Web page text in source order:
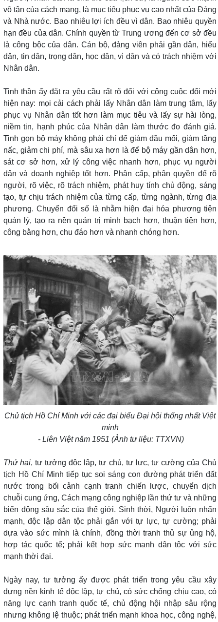
vô tận của cách mạng, là mục tiêu phục vụ cao nhất của Đảng
và Nhà nước. Bao nhiêu lợi ích đều vì dân. Bao nhiêu quyền
hạn đều của dân. Chính quyền từ Trung ương đến cơ sở đều
là công bộc của dân. Cán bộ, đảng viên phải gần dân, hiểu
dân, tin dân, trọng dân, học dân, vì dân và có trách nhiệm với
Nhân dân.
Tinh thần ấy đặt ra yêu cầu rất rõ đối với công cuộc đổi mới
hiện nay: mọi cải cách phải lấy Nhân dân làm trung tâm, lấy
phục vụ Nhân dân tốt hơn làm mục tiêu và lấy sự hài lòng,
niềm tin, hạnh phúc của Nhân dân làm thước đo đánh giá.
Tinh gọn bộ máy không phải chỉ để giảm đầu mối, giảm tầng
nấc, giảm chi phí, mà sâu xa hơn là để bộ máy gần dân hơn,
sát cơ sở hơn, xử lý công việc nhanh hơn, phục vụ người
dân và doanh nghiệp tốt hơn. Phân cấp, phân quyền để rõ
người, rõ việc, rõ trách nhiệm, phát huy tính chủ động, sáng
tạo, tự chịu trách nhiệm của từng cấp, từng ngành, từng địa
phương. Chuyển đổi số là nhằm hiện đại hóa phương tiện
quản lý, tạo ra nền quản trị minh bạch hơn, thuận tiện hơn,
công bằng hơn, chu đáo hơn và nhanh chóng hơn.
Chủ tịch Hồ Chí Minh với các đại biểu Đại hội thống nhất Việt
minh
- Liên Việt năm 1951 (Ảnh tư liệu: TTXVN)
Thứ hai, tư tưởng độc lập, tự chủ, tự lực, tự cường của Chủ
tịch Hồ Chí Minh tiếp tục soi sáng con đường phát triển đất
nước trong bối cảnh cạnh tranh chiến lược, chuyển dịch
chuỗi cung ứng, Cách mạng công nghiệp lần thứ tư và những
biến động sâu sắc của thế giới. Sinh thời, Người luôn nhấn
mạnh, độc lập dân tộc phải gắn với tự lực, tự cường; phải
dựa vào sức mình là chính, đồng thời tranh thủ sự ủng hộ,
hợp tác quốc tế; phải kết hợp sức mạnh dân tộc với sức
mạnh thời đại.
Ngày nay, tư tưởng ấy được phát triển trong yêu cầu xây
dựng nền kinh tế độc lập, tự chủ, có sức chống chịu cao, có
năng lực cạnh tranh quốc tế, chủ động hội nhập sâu rộng
nhưng không lệ thuộc; phát triển mạnh khoa học, công nghệ,